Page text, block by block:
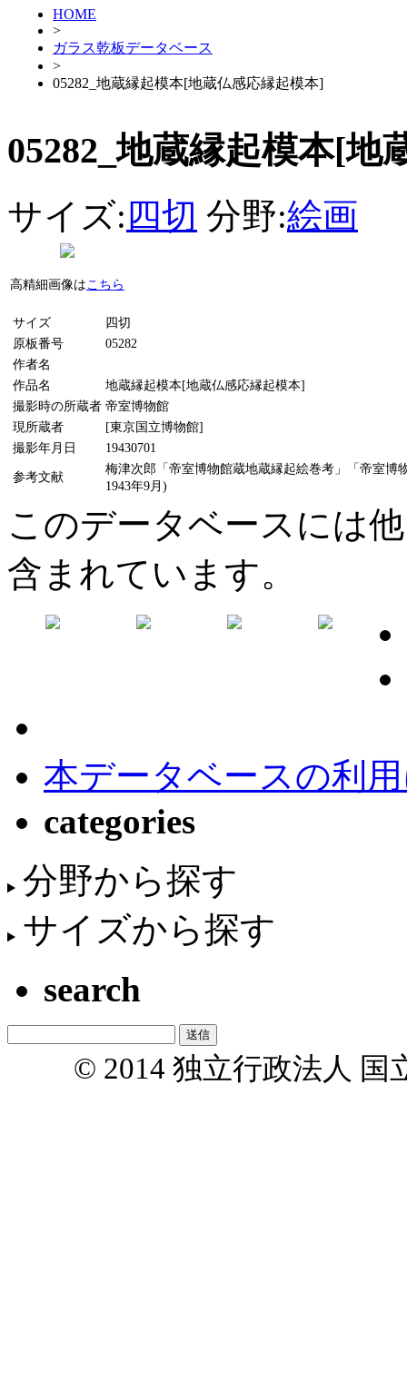
HOME
>
ガラス乾板データベース
>
05282_地蔵縁起模本[地蔵仏感応縁起模本]
05282_地蔵縁起模本[地
サイズ: 四切 分野:絵画
高精細画像はこちら
サイズ
四切
原板番号
05282
作者名
作品名
地蔵縁起模本[地蔵仏感応縁起模本]
撮影時の所蔵者 帝室博物館
現所蔵者
[東京国立博物館]
撮影年月日
19430701
参考文献
梅津次郎「帝室博物館蔵地蔵縁起絵巻考」「帝室博
1943年9月)
このデータベースには
含まれています。
本データベースの利
categories
分野から探す
サイズから探す
search
© 2014 独立行政法人 国